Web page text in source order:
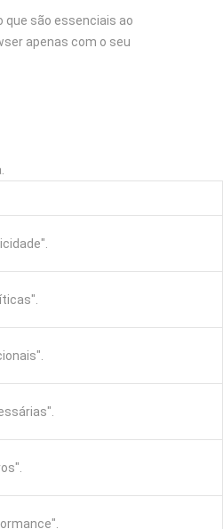
que são essenciais ao
apenas com o seu